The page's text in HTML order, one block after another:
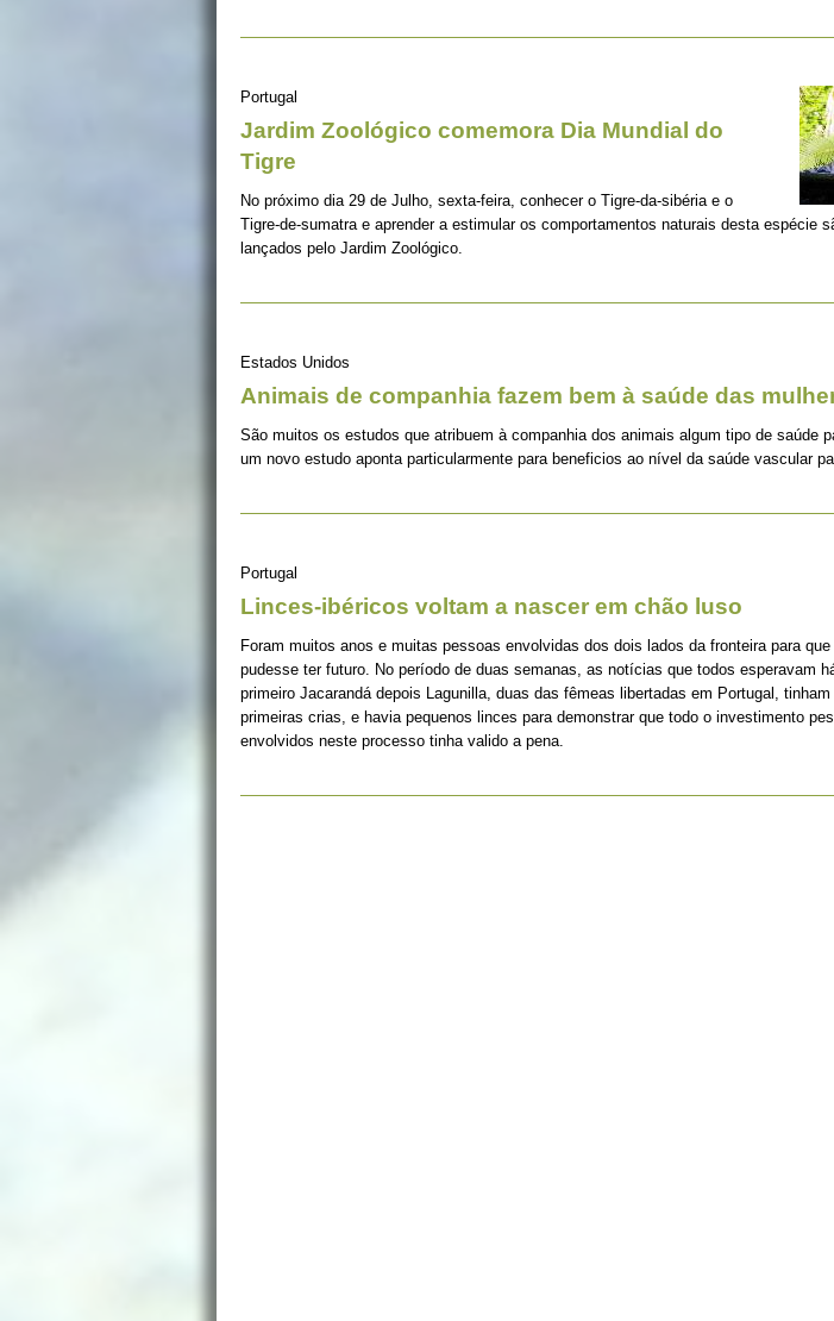
Portugal
Jardim Zoológico comemora Dia Mundial do
Tigre
No próximo dia 29 de Julho, sexta-feira, conhecer o Tigre-da-sibéria e o
Tigre-de-sumatra e aprender a estimular os comportamentos naturais desta espécie
lançados pelo Jardim Zoológico.
Estados Unidos
Animais de companhia fazem bem à saúde das
São muitos os estudos que atribuem à companhia dos animais algum tipo de saúde
um novo estudo aponta particularmente para beneficios ao nível da saúde vascular
Portugal
Linces-ibéricos voltam a nascer em chão luso
Foram muitos anos e muitas pessoas envolvidas dos dois lados da fronteira para
pudesse ter futuro. No período de duas semanas, as notícias que todos esperavam
primeiro Jacarandá depois Lagunilla, duas das fêmeas libertadas em Portugal,
primeiras crias, e havia pequenos linces para demonstrar que todo o investimento
envolvidos neste processo tinha valido a pena.